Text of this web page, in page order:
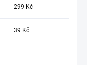
299 Kč
39 Kč